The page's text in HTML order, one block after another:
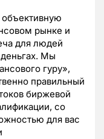
рынке и
для людей
Мы
гуру»,
правильный
биржевой
со
для вас